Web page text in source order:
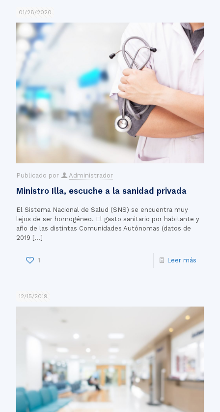
01/28/2020
Publicado por Administrador
Ministro Illa, escuche a la sanidad privada
El Sistema Nacional de Salud (SNS) se encuentra muy
lejos de ser homogéneo. El gasto sanitario por habitante y
año de las distintas Comunidades Autónomas (datos de
2019 […]
1 Leer más
12/15/2019